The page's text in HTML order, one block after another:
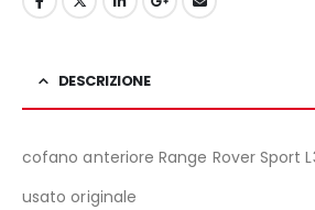
DESCRIZIONE
cofano anteriore Range Rover Sport
usato originale